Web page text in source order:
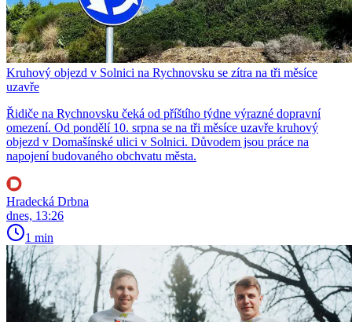
Kruhový objezd v Solnici na Rychnovsku se zítra na tři měsíce
uzavře
Řidiče na Rychnovsku čeká od příštího týdne výrazné dopravní
omezení. Od pondělí 10. srpna se na tři měsíce uzavře kruhový
objezd v Domašínské ulici v Solnici. Důvodem jsou práce na
napojení budovaného obchvatu města.
Hradecká Drbna
dnes, 13:26
1 min